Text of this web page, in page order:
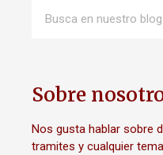
Sobre
Nos gusta hablar sobre
tramites y cualquier